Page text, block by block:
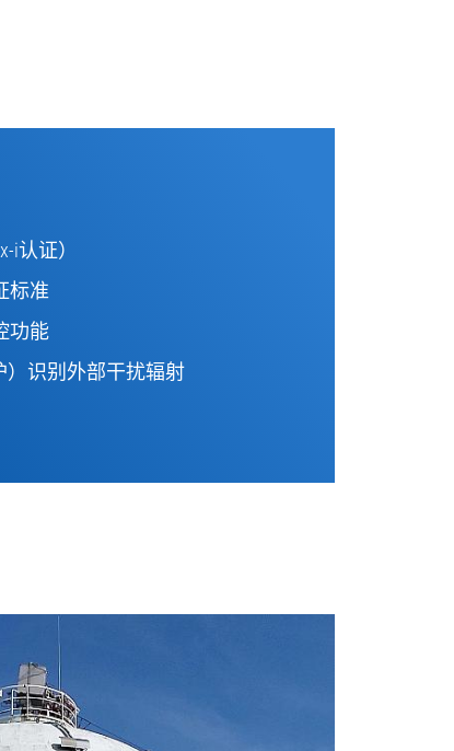
i认证）
标准
功能
）识别外部干扰辐射